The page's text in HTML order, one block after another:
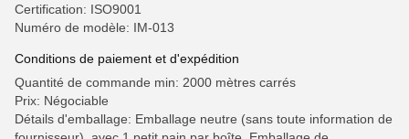
Certification: ISO9001
Numéro de modèle: IM-013
Conditions de paiement et d'expédition
Quantité de commande min: 2000 mètres carrés
Prix: Négociable
Détails d'emballage: Emballage neutre (sans toute information de